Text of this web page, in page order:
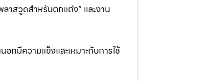
าสวูดสำหรับตกแต่ง” และงาน
มีความแข็งและเหมาะกับการใช้